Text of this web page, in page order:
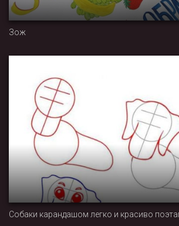
Зож
Собаки карандашом легко и красиво